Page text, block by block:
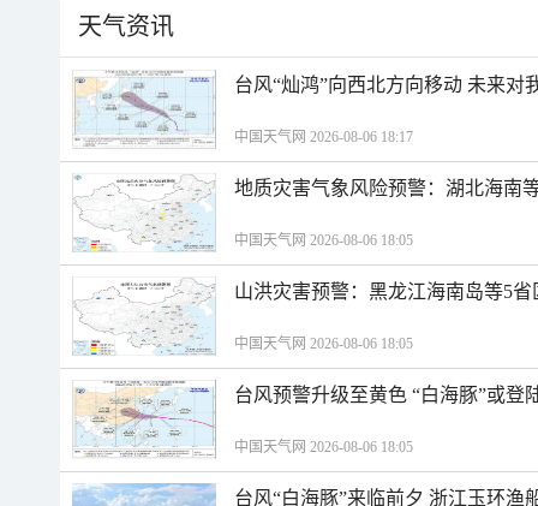
天气资讯
台风“灿鸿”向西北方向移动 未来对
中国天气网 2026-08-06 18:17
地质灾害气象风险预警：湖北海南
中国天气网 2026-08-06 18:05
山洪灾害预警：黑龙江海南岛等5
中国天气网 2026-08-06 18:05
台风预警升级至黄色 “白海豚”或登
中国天气网 2026-08-06 18:05
台风“白海豚”来临前夕 浙江玉环渔